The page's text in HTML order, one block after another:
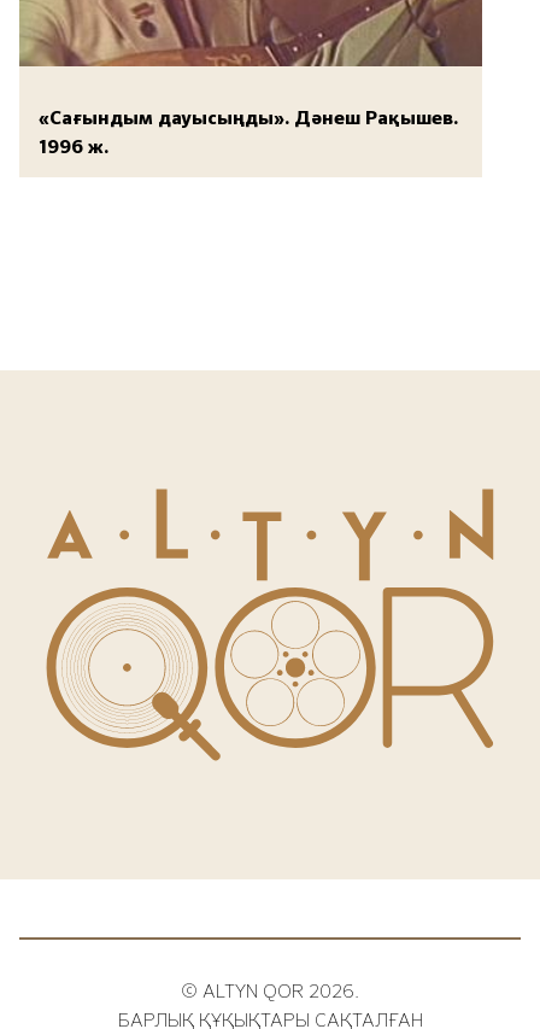
«Сағындым дауысыңды». Дәнеш Рақышев.
1996 ж.
© ALTYN QOR 2026.
БАРЛЫҚ ҚҰҚЫҚТАРЫ САҚТАЛҒАН